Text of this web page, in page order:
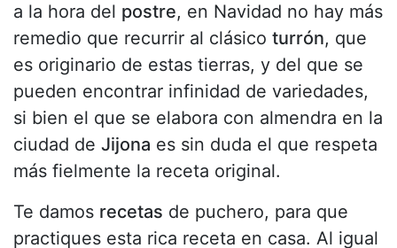
a la hora del postre, en Navidad no hay más
remedio que recurrir al clásico turrón, que
es originario de estas tierras, y del que se
pueden encontrar infinidad de variedades,
si bien el que se elabora con almendra en la
ciudad de Jijona es sin duda el que respeta
más fielmente la receta original.
Te damos recetas de puchero, para que
practiques esta rica receta en casa. Al igual